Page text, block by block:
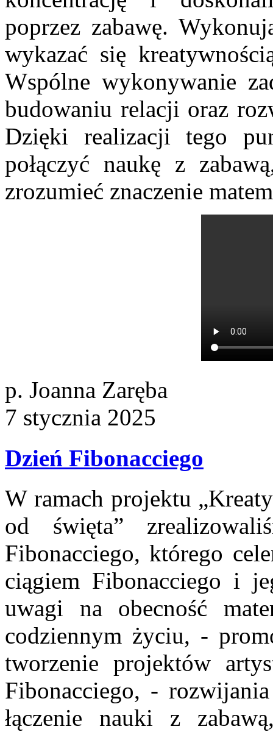
poprzez zabawę.
wykazać się
Wspólne wykonywanie
budowaniu relacji oraz
Dzięki realizacji tego
połączyć naukę z
zrozumieć znaczenie
p. Joanna Zaręba
7 stycznia 2025
Dzień Fibonacciego
W ramach projektu
od święta”
Fibonacciego, którego
ciągiem Fibonacciego i
uwagi na obecność
codziennym życiu, -
tworzenie projektów
Fibonacciego, -
łączenie nauki z